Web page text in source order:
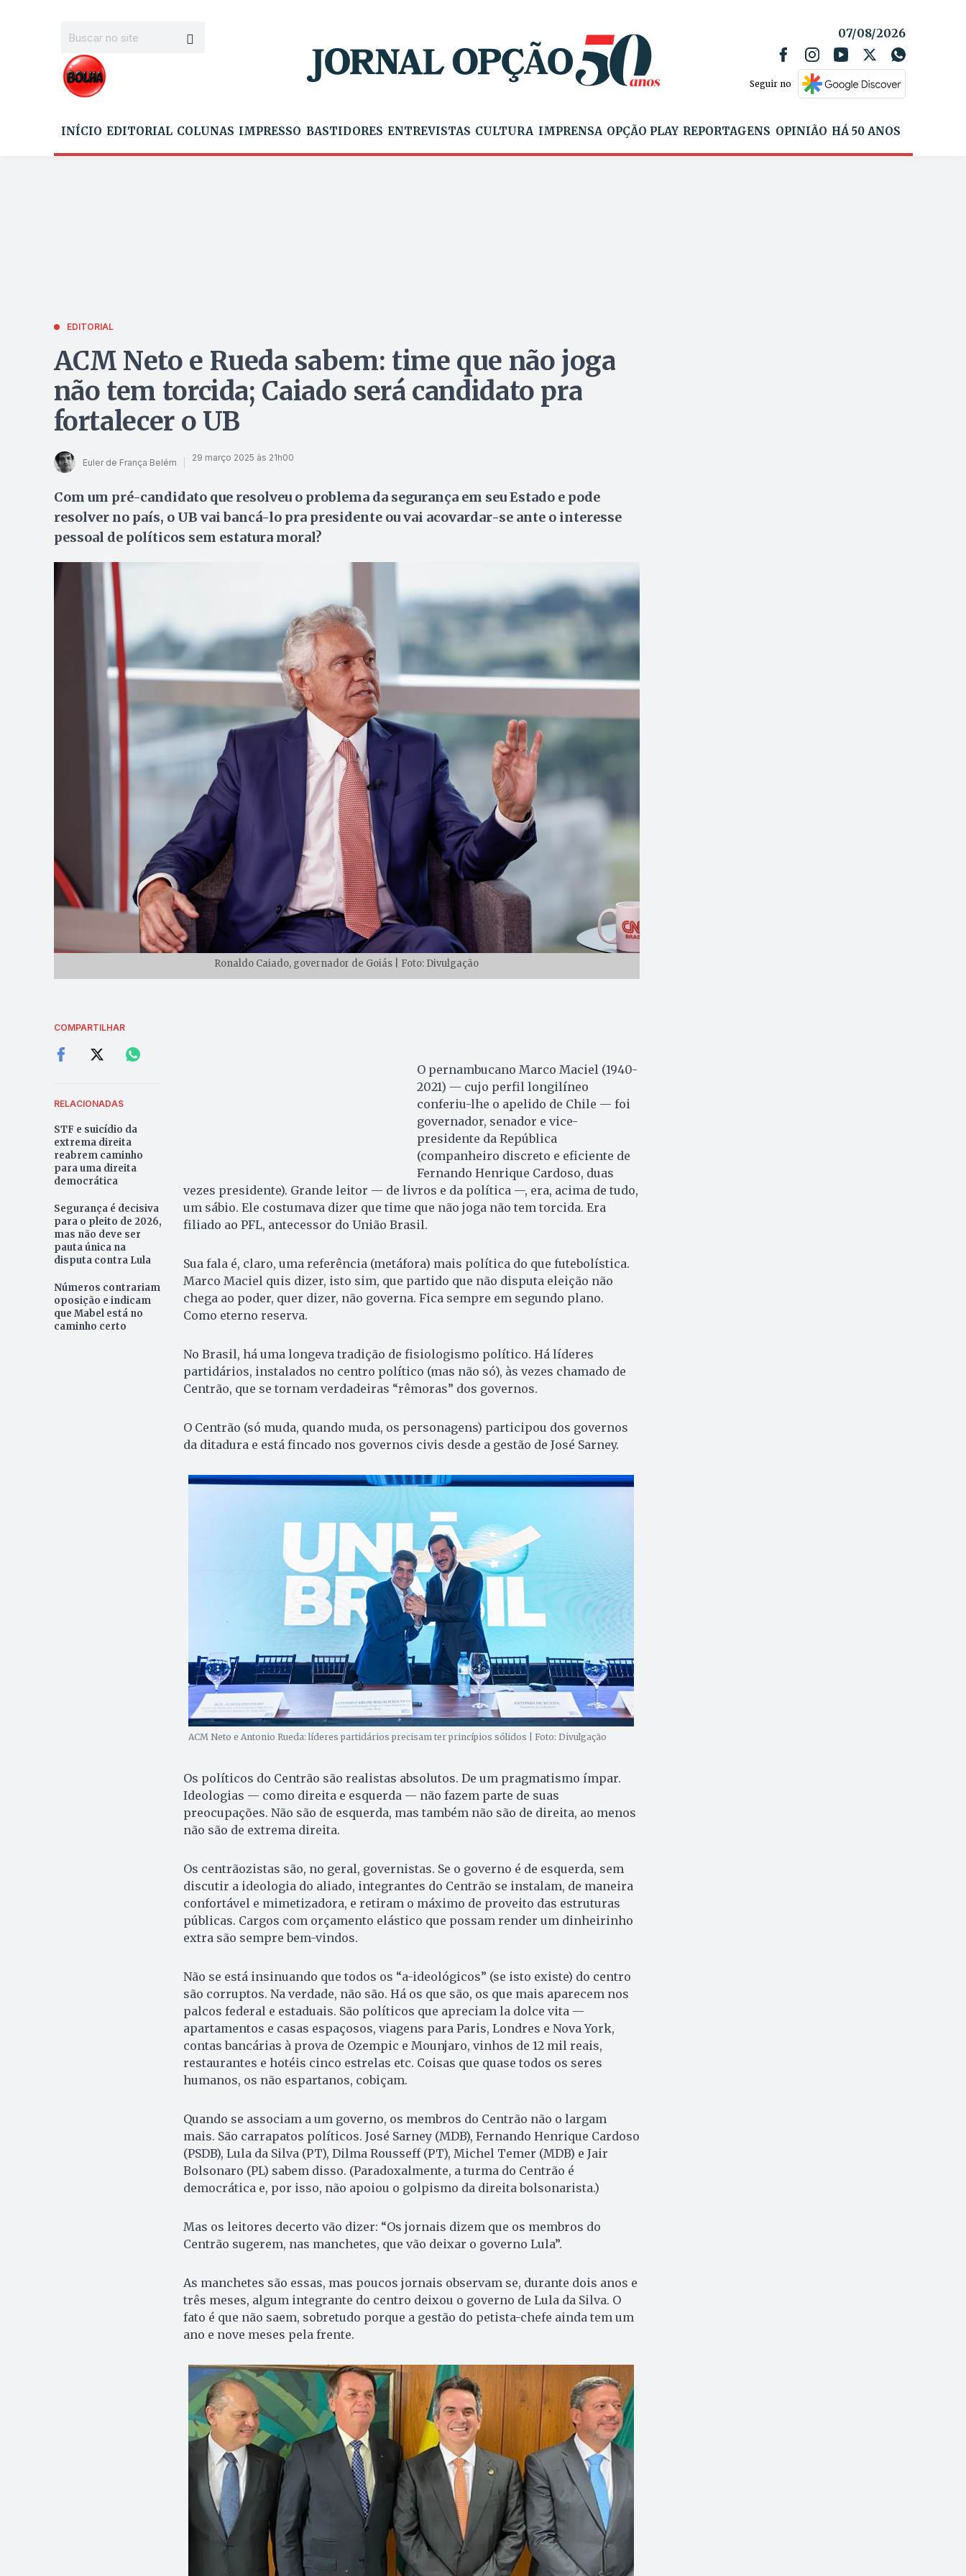
07/08/2026
Seguir no
INÍCIO EDITORIAL COLUNAS IMPRESSO BASTIDORES ENTREVISTAS CULTURA IMPRENSA OPÇÃO PLAY REPORTAGENS OPINIÃO HÁ 50 ANOS
EDITORIAL
ACM Neto e Rueda sabem: time que não joga
não tem torcida; Caiado será candidato pra
fortalecer o UB
Euler de França Belém 29 março 2025 às 21h00
Com um pré-candidato que resolveu o problema da segurança em seu Estado e pode
resolver no país, o UB vai bancá-lo pra presidente ou vai acovardar-se ante o interesse
pessoal de políticos sem estatura moral?
Ronaldo Caiado, governador de Goiás | Foto: Divulgação
COMPARTILHAR
RELACIONADAS
STF e suicídio da
extrema direita
reabrem caminho
para uma direita
democrática
Segurança é decisiva
para o pleito de 2026,
mas não deve ser
pauta única na
disputa contra Lula
Números contrariam
oposição e indicam
que Mabel está no
caminho certo
O pernambucano Marco Maciel (1940-
2021) — cujo perfil longilíneo
conferiu-lhe o apelido de Chile — foi
governador, senador e vice-
presidente da República
(companheiro discreto e eficiente de
Fernando Henrique Cardoso, duas
vezes presidente). Grande leitor — de livros e da política —, era, acima de tudo,
um sábio. Ele costumava dizer que time que não joga não tem torcida. Era
filiado ao PFL, antecessor do União Brasil.
Sua fala é, claro, uma referência (metáfora) mais política do que futebolística.
Marco Maciel quis dizer, isto sim, que partido que não disputa eleição não
chega ao poder, quer dizer, não governa. Fica sempre em segundo plano.
Como eterno reserva.
No Brasil, há uma longeva tradição de fisiologismo político. Há líderes
partidários, instalados no centro político (mas não só), às vezes chamado de
Centrão, que se tornam verdadeiras “rêmoras” dos governos.
O Centrão (só muda, quando muda, os personagens) participou dos governos
da ditadura e está fincado nos governos civis desde a gestão de José Sarney.
ACM Neto e Antonio Rueda: líderes partidários precisam ter princípios sólidos | Foto: Divulgação
Os políticos do Centrão são realistas absolutos. De um pragmatismo ímpar.
Ideologias — como direita e esquerda — não fazem parte de suas
preocupações. Não são de esquerda, mas também não são de direita, ao menos
não são de extrema direita.
Os centrãozistas são, no geral, governistas. Se o governo é de esquerda, sem
discutir a ideologia do aliado, integrantes do Centrão se instalam, de maneira
confortável e mimetizadora, e retiram o máximo de proveito das estruturas
públicas. Cargos com orçamento elástico que possam render um dinheirinho
extra são sempre bem-vindos.
Não se está insinuando que todos os “a-ideológicos” (se isto existe) do centro
são corruptos. Na verdade, não são. Há os que são, os que mais aparecem nos
palcos federal e estaduais. São políticos que apreciam la dolce vita —
apartamentos e casas espaçosos, viagens para Paris, Londres e Nova York,
contas bancárias à prova de Ozempic e Mounjaro, vinhos de 12 mil reais,
restaurantes e hotéis cinco estrelas etc. Coisas que quase todos os seres
humanos, os não espartanos, cobiçam.
Quando se associam a um governo, os membros do Centrão não o largam
mais. São carrapatos políticos. José Sarney (MDB), Fernando Henrique Cardoso
(PSDB), Lula da Silva (PT), Dilma Rousseff (PT), Michel Temer (MDB) e Jair
Bolsonaro (PL) sabem disso. (Paradoxalmente, a turma do Centrão é
democrática e, por isso, não apoiou o golpismo da direita bolsonarista.)
Mas os leitores decerto vão dizer: “Os jornais dizem que os membros do
Centrão sugerem, nas manchetes, que vão deixar o governo Lula”.
As manchetes são essas, mas poucos jornais observam se, durante dois anos e
três meses, algum integrante do centro deixou o governo de Lula da Silva. O
fato é que não saem, sobretudo porque a gestão do petista-chefe ainda tem um
ano e nove meses pela frente.